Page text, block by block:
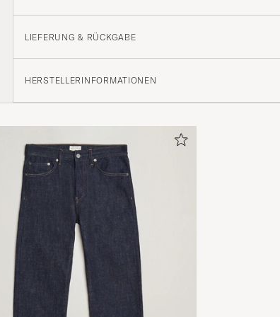
LIEFERUNG & RÜCKGABE
HERSTELLERINFORMATIONEN